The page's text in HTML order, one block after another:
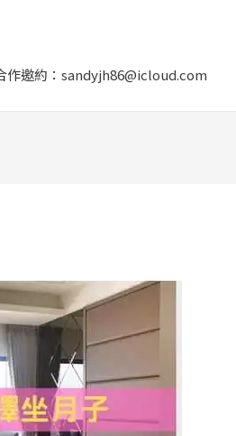
作邀約：sandyjh86@icloud.com